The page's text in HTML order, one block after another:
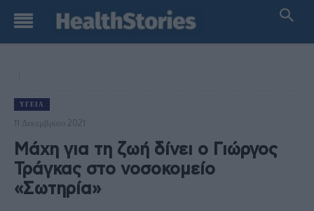
ΥΓΕΊΑ
11 Δεκεμβρίου 2021
Μάχη για τη ζωή δίνει ο Γιώργος
Τράγκας στο νοσοκομείο
«Σωτηρία»